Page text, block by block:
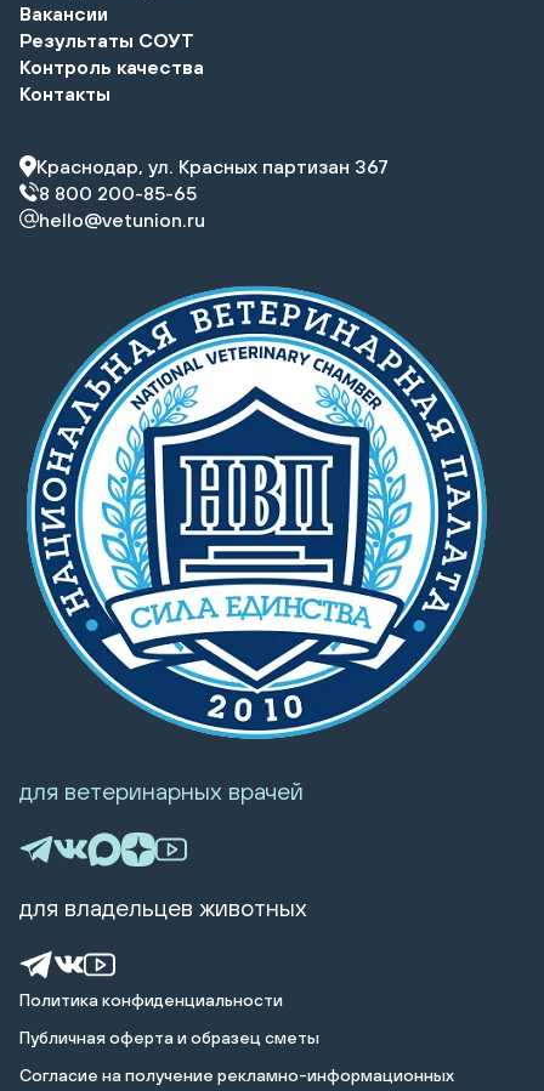
Вакансии
Результаты СОУТ
Контроль качества
Контакты
Краснодар, ул. Красных партизан 367
8 800 200-85-65
hello@vetunion.ru
Политика конфиденциальности
Публичная оферта и образец сметы
Cогласие на получение рекламно-информационных
для ветеринарных врачей
для владельцев животных